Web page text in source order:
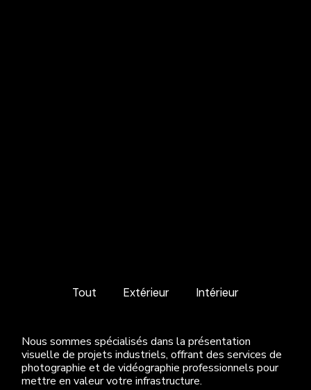
Tout Extérieur Intérieur
Nous sommes spécialisés dans la présentation
visuelle de projets industriels, offrant des services de
photographie et de vidéographie professionnels pour
mettre en valeur votre infrastructure.